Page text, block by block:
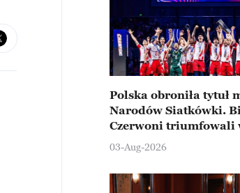
Polska obroniła tytuł
Narodów Siatkówki.
Czerwoni triumfowali
Ningbo
03-Aug-2026